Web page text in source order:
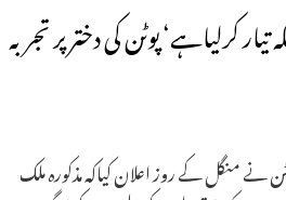
کرلیاہے‘ پوٹن کی دختر پر تجربہ
نے منگل کے روز اعلان کیاکہ مذکورہ ملک